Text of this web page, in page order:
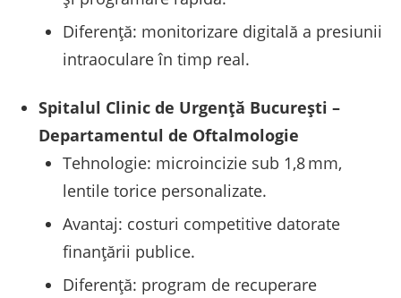
Diferenţă: monitorizare digitală a presiunii
intraoculare în timp real.
Spitalul Clinic de Urgenţă Bucureşti –
Departamentul de Oftalmologie
Tehnologie: microincizie sub 1,8 mm,
lentile torice personalizate.
Avantaj: costuri competitive datorate
finanţării publice.
Diferenţă: program de recuperare